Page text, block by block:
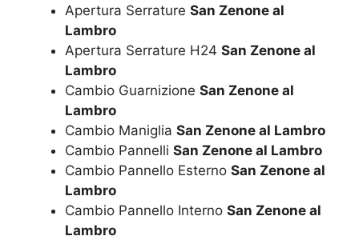
Apertura Serrature San Zenone al
Lambro
Apertura Serrature H24 San Zenone al
Lambro
Cambio Guarnizione San Zenone al
Lambro
Cambio Maniglia San Zenone al Lambro
Cambio Pannelli San Zenone al Lambro
Cambio Pannello Esterno San Zenone al
Lambro
Cambio Pannello Interno San Zenone al
Lambro